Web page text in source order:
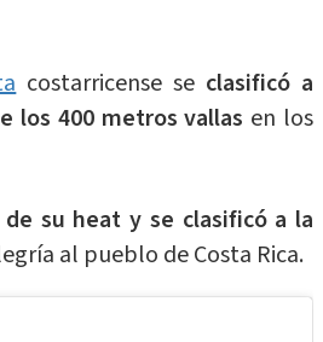
costarricense se clasificó a
los 400 metros vallas en los
su heat y se clasificó a la
al pueblo de Costa Rica.